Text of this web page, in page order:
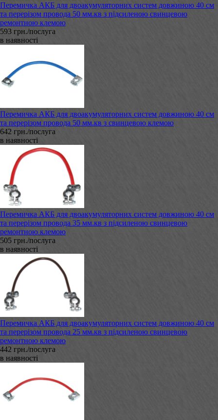
Перемичка АКБ для двоакумуляторних систем довжиною 40 см
та перерізом провода 50 мм.кв з підсиленою свинцевою
ремонтною клемою
593 грн./послуга
в наявності
Перемичка АКБ для двоакумуляторних систем довжиною 40 см
та перерізом провода 50 мм.кв з свинцевою клемою
642 грн./послуга
в наявності
Перемичка АКБ для двоакумуляторних систем довжиною 40 см
та перерізом провода 35 мм.кв з підсиленою свинцевою
ремонтною клемою
505 грн./послуга
в наявності
Перемичка АКБ для двоакумуляторних систем довжиною 40 см
та перерізом провода 25 мм.кв з підсиленою свинцевою
ремонтною клемою
442 грн./послуга
в наявності